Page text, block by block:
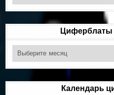
по
рубрикам
Циферблаты
Циферблаты
по
месяцам
Календарь